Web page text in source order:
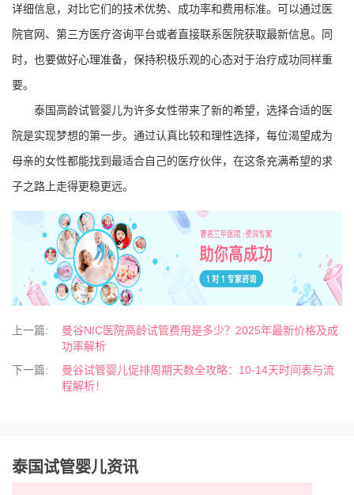
详细信息，对比它们的技术优势、成功率和费用标准。可以通过医
院官网、第三方医疗咨询平台或者直接联系医院获取最新信息。同
时，也要做好心理准备，保持积极乐观的心态对于治疗成功同样重
要。
泰国高龄试管婴儿为许多女性带来了新的希望，选择合适的医
院是实现梦想的第一步。通过认真比较和理性选择，每位渴望成为
母亲的女性都能找到最适合自己的医疗伙伴，在这条充满希望的求
子之路上走得更稳更远。
上一篇:
曼谷NIC医院高龄试管费用是多少？2025年最新价格及成
功率解析
下一篇:
曼谷试管婴儿促排周期天数全攻略：10-14天时间表与流
程解析！
泰国试管婴儿资讯